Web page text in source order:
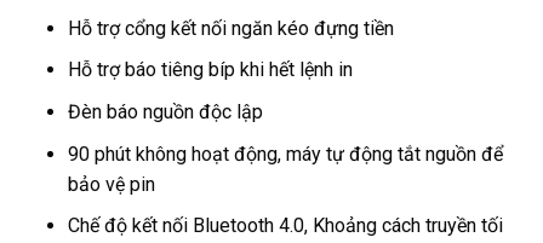
Hỗ trợ cổng kết nối ngăn kéo đựng tiền
Hỗ trợ báo tiêng bíp khi hết lệnh in
Đèn báo nguồn độc lập
90 phút không hoạt động, máy tự động tắt nguồn để
bảo vệ pin
Chế độ kết nối Bluetooth 4.0, Khoảng cách truyền tối